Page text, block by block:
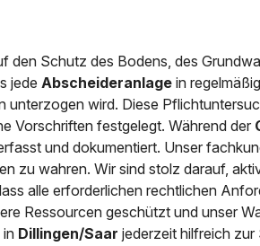
den Schutz des Bodens, des
jede Abscheideranlagein
unterzogen wird. Diese
Vorschriften festgelegt. Während der
und dokumentiert. Unser
zu wahren. Wir sind stolz darauf,
alle erforderlichen rechtlichen
Ressourcen geschützt und unser
in Dillingen/Saarjederzeit hilfreich zur